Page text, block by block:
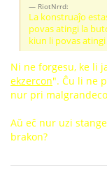
RiotNrrd:
La konstruaĵo
povas atingi la
kiun li povas atingi
Ni ne forgesu, ke li
ekzercon". Ĉu li ne
nur pri malgrandeco
Aŭ eĉ nur uzi
brakon?